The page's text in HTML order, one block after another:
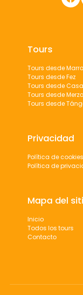
Tours
Tours desde
Tours desde Fez
Tours desde
Tours desde
Tours desde
Privacidad
Política de cookies
Política de
Mapa del
Inicio
Todos los tours
Contacto